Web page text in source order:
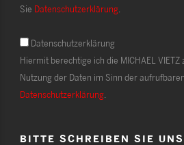
Sie Datenschutzerklärung.
Datenschutzerklärung
Hiermit berechtige ich die MICHAEL VIETZ
Nutzung der Daten im Sinn der aufrufbaren
Datenschutzerklärung.
BITTE SCHREIBEN SIE